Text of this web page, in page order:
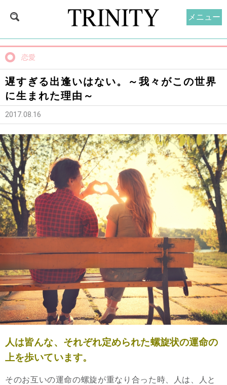
恋愛
遅すぎる出逢いはない。～我々がこの世界
に生まれた理由～
2017.08.16
人は皆んな、それぞれ定められた螺旋状の運命の
上を歩いています。
そのお互いの運命の螺旋が重なり合った時、人は、人と
メニュー